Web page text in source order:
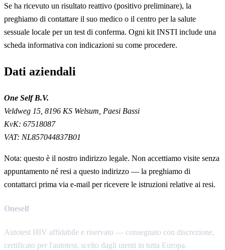
Se ha ricevuto un risultato reattivo (positivo preliminare), la
preghiamo di contattare il suo medico o il centro per la salute
sessuale locale per un test di conferma. Ogni kit INSTI include una
scheda informativa con indicazioni su come procedere.
Dati aziendali
One Self B.V.
Veldweg 15, 8196 KS Welsum, Paesi Bassi
KvK: 67518087
VAT: NL857044837B01
Nota: questo è il nostro indirizzo legale. Non accettiamo visite senza
appuntamento né resi a questo indirizzo — la preghiamo di
contattarci prima via e-mail per ricevere le istruzioni relative ai resi.
Oneself
Autotest HIV affidabile e riservato — consegnato con discrezione,
certificato per l'autotest, scelto dagli utenti in tutta Europa.